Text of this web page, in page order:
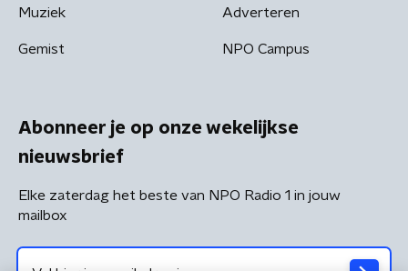
Muziek
Gemist
Adverteren
NPO Campus
Abonneer je op onze wekelijkse
nieuwsbrief
Elke zaterdag het beste van NPO Radio 1 in jouw
mailbox